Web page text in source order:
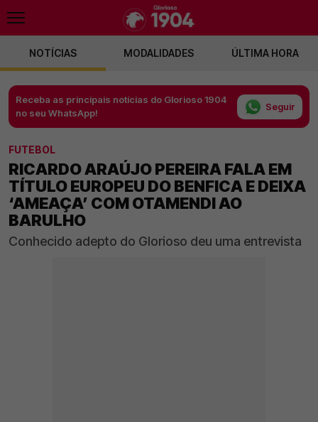
NOTÍCIAS MODALIDADES ÚLTIMA HORA
Receba as principais notícias do Glorioso 1904
no seu WhatsApp!
Seguir
FUTEBOL
RICARDO ARAÚJO PEREIRA FALA EM
TÍTULO EUROPEU DO BENFICA E DEIXA
‘AMEAÇA’ COM OTAMENDI AO
BARULHO
Conhecido adepto do Glorioso deu uma entrevista